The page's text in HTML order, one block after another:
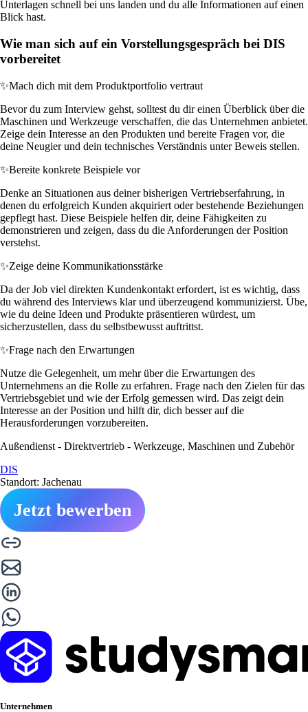
Unterlagen schnell bei uns landen und du alle Informationen auf einen
Blick hast.
Wie man sich auf ein Vorstellungsgespräch bei DIS
vorbereitet
✨Mach dich mit dem Produktportfolio vertraut
Bevor du zum Interview gehst, solltest du dir einen Überblick über die
Maschinen und Werkzeuge verschaffen, die das Unternehmen anbietet.
Zeige dein Interesse an den Produkten und bereite Fragen vor, die
deine Neugier und dein technisches Verständnis unter Beweis stellen.
✨Bereite konkrete Beispiele vor
Denke an Situationen aus deiner bisherigen Vertriebserfahrung, in
denen du erfolgreich Kunden akquiriert oder bestehende Beziehungen
gepflegt hast. Diese Beispiele helfen dir, deine Fähigkeiten zu
demonstrieren und zeigen, dass du die Anforderungen der Position
verstehst.
✨Zeige deine Kommunikationsstärke
Da der Job viel direkten Kundenkontakt erfordert, ist es wichtig, dass
du während des Interviews klar und überzeugend kommunizierst. Übe,
wie du deine Ideen und Produkte präsentieren würdest, um
sicherzustellen, dass du selbstbewusst auftrittst.
✨Frage nach den Erwartungen
Nutze die Gelegenheit, um mehr über die Erwartungen des
Unternehmens an die Rolle zu erfahren. Frage nach den Zielen für das
Vertriebsgebiet und wie der Erfolg gemessen wird. Das zeigt dein
Interesse an der Position und hilft dir, dich besser auf die
Herausforderungen vorzubereiten.
Außendienst - Direktvertrieb - Werkzeuge, Maschinen und Zubehör
DIS
Standort: Jachenau
Jetzt bewerben
Unternehmen